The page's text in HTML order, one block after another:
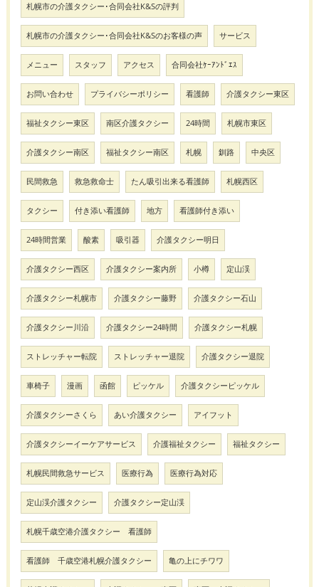
札幌市の介護タクシー･合同会社K&Sの評判
札幌市の介護タクシー･合同会社K&Sのお客様の声 サービス
メニュー スタッフ アクセス 合同会社ｹｰｱﾝﾄﾞｴｽ
お問い合わせ プライバシーポリシー 看護師 介護タクシー東区
福祉タクシー東区 南区介護タクシー 24時間 札幌市東区
介護タクシー南区 福祉タクシー南区 札幌 釧路 中央区
民間救急 救急救命士 たん吸引出来る看護師 札幌西区
タクシー 付き添い看護師 地方 看護師付き添い
24時間営業 酸素 吸引器 介護タクシー明日
介護タクシー西区 介護タクシー案内所 小樽 定山渓
介護タクシー札幌市 介護タクシー藤野 介護タクシー石山
介護タクシー川沿 介護タクシー24時間 介護タクシー札幌
ストレッチャー転院 ストレッチャー退院 介護タクシー退院
車椅子 漫画 函館 ピッケル 介護タクシーピッケル
介護タクシーさくら あい介護タクシー アイフット
介護タクシーイーケアサービス 介護福祉タクシー 福祉タクシー
札幌民間救急サービス 医療行為 医療行為対応
定山渓介護タクシー 介護タクシー定山渓
札幌千歳空港介護タクシー 看護師
看護師 千歳空港札幌介護タクシー 亀の上にチワワ